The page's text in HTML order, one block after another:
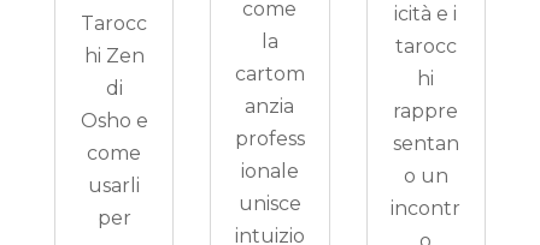
Tarocc
hi Zen
di
Osho e
come
usarli
per
come
la
cartom
anzia
profess
ionale
unisce
intuizio
icità e i
tarocc
hi
rappre
sentan
o un
incontr